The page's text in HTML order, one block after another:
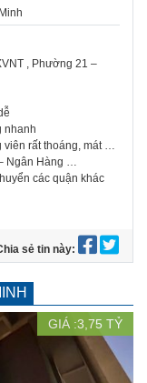
, Phường 21 –
nhanh
rất thoáng, mát …
Ngân Hàng …
các quận khác
sẻ tin này:
GIÁ :3,75 TỶ